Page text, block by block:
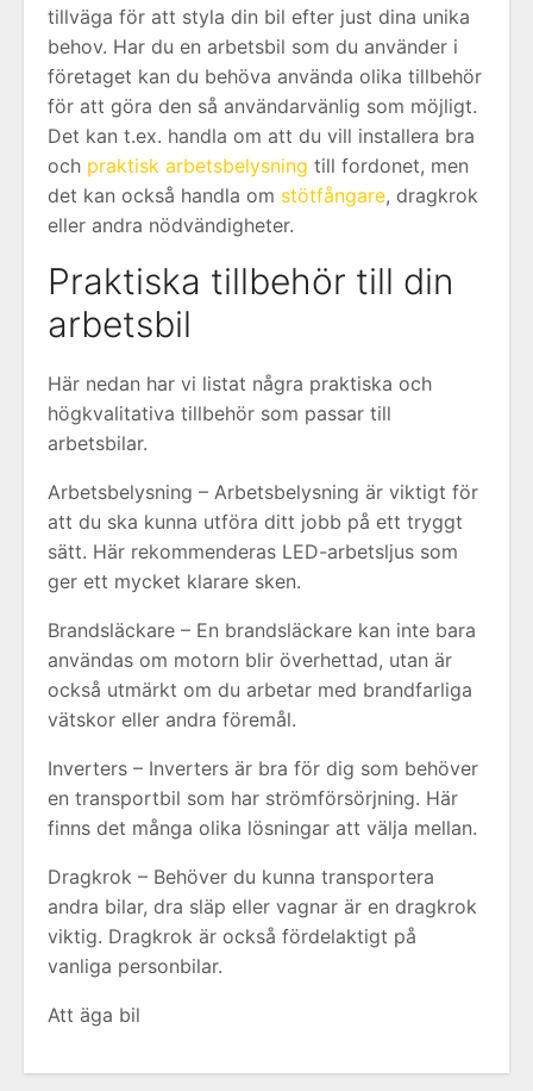
tillväga för att styla din bil efter just dina unika
behov. Har du en arbetsbil som du använder i
företaget kan du behöva använda olika tillbehör
för att göra den så användarvänlig som möjligt.
Det kan t.ex. handla om att du vill installera bra
och praktisk arbetsbelysning till fordonet, men
det kan också handla om stötfångare, dragkrok
eller andra nödvändigheter.
Praktiska tillbehör till din
arbetsbil
Här nedan har vi listat några praktiska och
högkvalitativa tillbehör som passar till
arbetsbilar.
Arbetsbelysning – Arbetsbelysning är viktigt för
att du ska kunna utföra ditt jobb på ett tryggt
sätt. Här rekommenderas LED-arbetsljus som
ger ett mycket klarare sken.
Brandsläckare – En brandsläckare kan inte bara
användas om motorn blir överhettad, utan är
också utmärkt om du arbetar med brandfarliga
vätskor eller andra föremål.
Inverters – Inverters är bra för dig som behöver
en transportbil som har strömförsörjning. Här
finns det många olika lösningar att välja mellan.
Dragkrok – Behöver du kunna transportera
andra bilar, dra släp eller vagnar är en dragkrok
viktig. Dragkrok är också fördelaktigt på
vanliga personbilar.
Att äga bil